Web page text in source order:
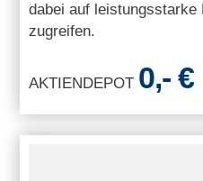
dabei auf leistungsstarke
zugreifen.
AKTIENDEPOT 0,- €